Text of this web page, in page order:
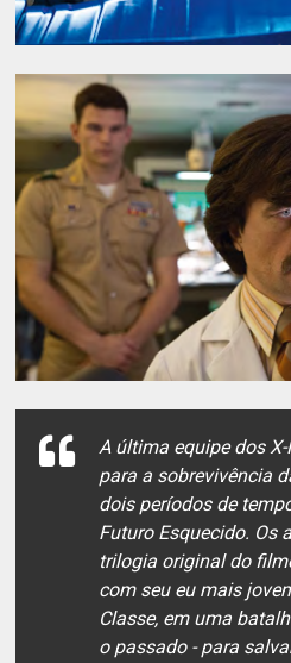
A última equipe dos
para a sobrevivência
dois períodos de
Futuro Esquecido. Os
trilogia original do
com seu eu mais
Classe, em uma
o passado - para